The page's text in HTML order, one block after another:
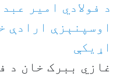
د فولادي امیر
اوسپنېزې ارادې
اړیکې
غازي ببرک خان د